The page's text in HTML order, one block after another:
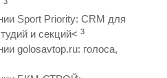
Sport Priority: CRM для
и секций< 3
golosavtop.ru: голоса,